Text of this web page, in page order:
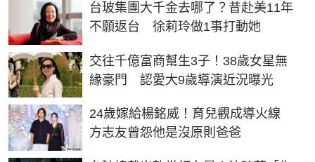
台玻集團大千金去哪了？昔赴美11年
不願返台 徐莉玲做1事打動她
交往千億富商幫生3子！38歲女星無
緣豪門 認愛大9歲導演近況曝光
24歲嫁給楊銘威！育兒觀成導火線
方志友曾怨他是沒原則爸爸